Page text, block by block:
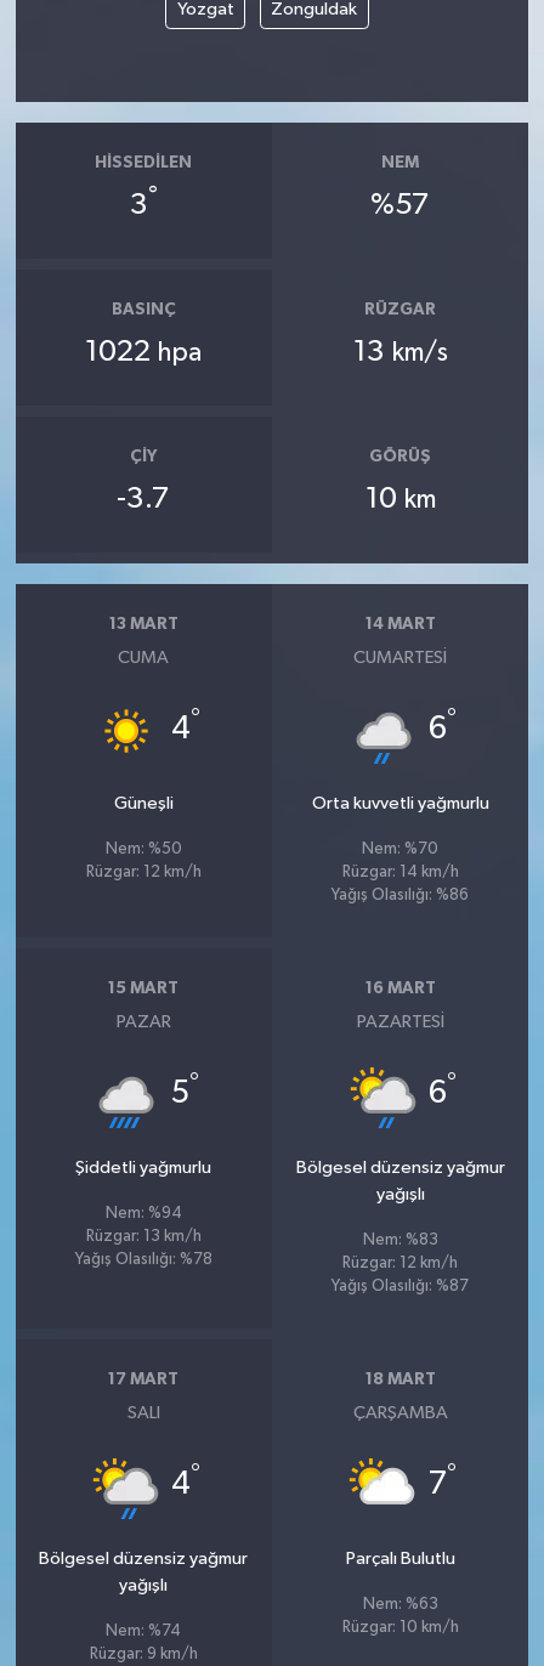
Yozgat Zonguldak
HISSEDILEN
3°
NEM
%57
BASINÇ
1022 hpa
RÜZGAR
13 km/s
ÇIY
-3.7
GÖRÜŞ
10 km
13 MART
CUMA
4°
Güneşli
Nem: %50
Rüzgar: 12 km/h
14 MART
CUMARTESI
6°
Orta kuvvetli yağmurlu
Nem: %70
Rüzgar: 14 km/h
Yağış Olasılığı: %86
15 MART
PAZAR
5°
Şiddetli yağmurlu
Nem: %94
Rüzgar: 13 km/h
Yağış Olasılığı: %78
16 MART
PAZARTESI
6°
Bölgesel düzensiz yağmur
yağışlı
Nem: %83
Rüzgar: 12 km/h
Yağış Olasılığı: %87
17 MART
SALI
4°
Bölgesel düzensiz yağmur
yağışlı
Nem: %74
Rüzgar: 9 km/h
18 MART
ÇARŞAMBA
7°
Parçalı Bulutlu
Nem: %63
Rüzgar: 10 km/h